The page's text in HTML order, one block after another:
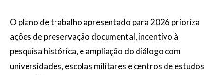
O plano de trabalho apresentado para 2026 prioriza
ações de preservação documental, incentivo à
pesquisa histórica, e ampliação do diálogo com
universidades, escolas militares e centros de estudos